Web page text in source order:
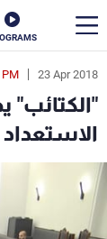
23 Apr 2018
PM
الاستعداد
en
الأخبار
سياسة
إقتصاد